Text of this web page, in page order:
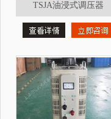
TSJA油浸式调压器